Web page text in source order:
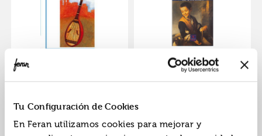
Tu Configuración de Cookies
En Feran utilizamos cookies para mejorar y
ISBN: 9788420725918
Autor:AnÓnimo
La vida del lazarillo
Autor:AnÓnimo